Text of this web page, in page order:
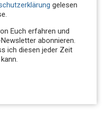
gelesen
Euch erfahren und
abonnieren.
ich diesen jeder Zeit
- mit